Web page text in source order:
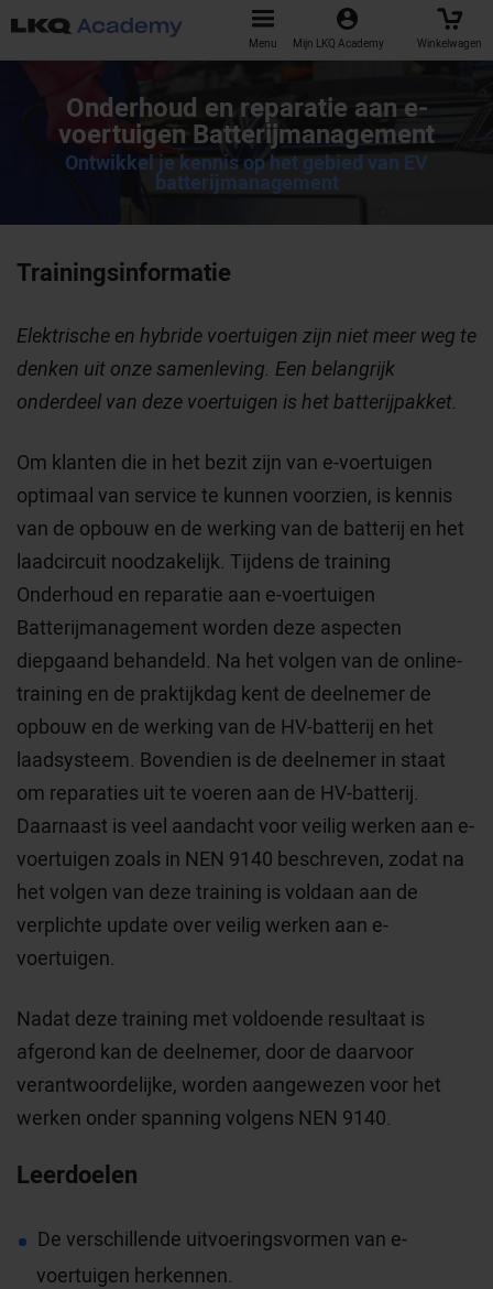
Menu Mijn LKQ Academy Winkelwagen
Onderhoud en reparatie aan e-
voertuigen Batterijmanagement
Ontwikkel je kennis op het gebied van EV
batterijmanagement
Trainingsinformatie
Elektrische en hybride voertuigen zijn niet meer weg te
denken uit onze samenleving. Een belangrijk
onderdeel van deze voertuigen is het batterijpakket.
Om klanten die in het bezit zijn van e-voertuigen
optimaal van service te kunnen voorzien, is kennis
van de opbouw en de werking van de batterij en het
laadcircuit noodzakelijk. Tijdens de training
Onderhoud en reparatie aan e-voertuigen
Batterijmanagement worden deze aspecten
diepgaand behandeld. Na het volgen van de online-
training en de praktijkdag kent de deelnemer de
opbouw en de werking van de HV-batterij en het
laadsysteem. Bovendien is de deelnemer in staat
om reparaties uit te voeren aan de HV-batterij.
Daarnaast is veel aandacht voor veilig werken aan e-
voertuigen zoals in NEN 9140 beschreven, zodat na
het volgen van deze training is voldaan aan de
verplichte update over veilig werken aan e-
voertuigen.
Nadat deze training met voldoende resultaat is
afgerond kan de deelnemer, door de daarvoor
verantwoordelijke, worden aangewezen voor het
werken onder spanning volgens NEN 9140.
Leerdoelen
De verschillende uitvoeringsvormen van e-
voertuigen herkennen.